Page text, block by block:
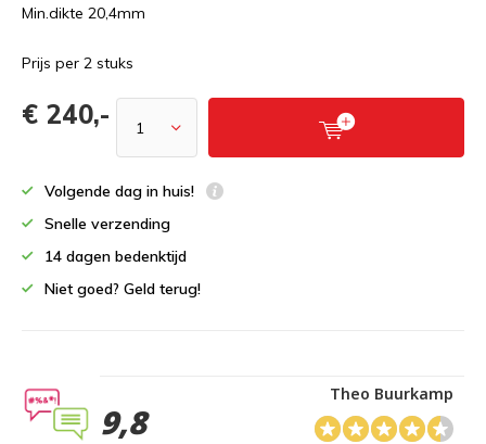
Min.dikte 20,4mm
Prijs per 2 stuks
€ 240,-
Volgende dag in huis!
Snelle verzending
14 dagen bedenktijd
Niet goed? Geld terug!
9,8
Theo Buurkamp